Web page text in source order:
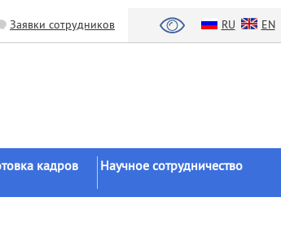
Заявки сотрудников RU EN
кадров Научное сотрудничество